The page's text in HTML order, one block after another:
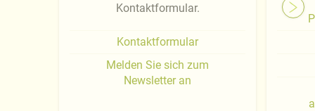
Kontaktformular.
Kontaktformular
Melden Sie sich zum
Newsletter an